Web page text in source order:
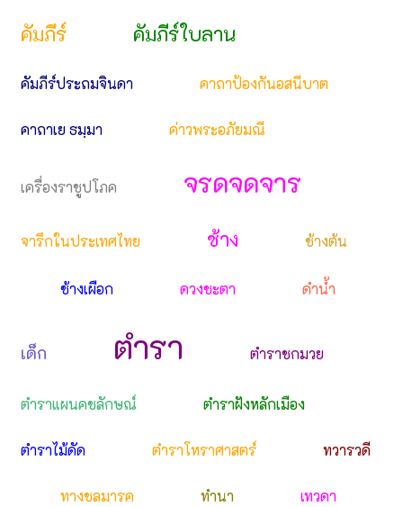
คัมภีร์ คัมภีร์ใบลาน
คัมภีร์ประถมจินดา คาถาป้องกันอสนีบาต
คาถาเย ธมฺมา ค่าวพระอภัยมณี
เครื่องราชูปโภค จรดจดจาร
จารึกในประเทศไทย ช้าง ช้างต้น
ช้างเผือก ดวงชะตา ดำน้ำ
เด็ก ตำรา ตำราชกมวย
ตำราแผนคชลักษณ์ ตำราฝังหลักเมือง
ตำราไม้ดัด ตำราโหราศาสตร์ ทวารวดี
ทางชลมารค ทำนา เทวดา